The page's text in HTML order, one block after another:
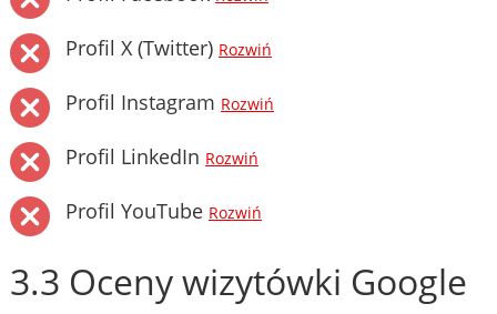
Profil X (Twitter) Rozwiń
Profil Instagram Rozwiń
Profil LinkedIn Rozwiń
Profil YouTube Rozwiń
3.3 Oceny wizytówki Google